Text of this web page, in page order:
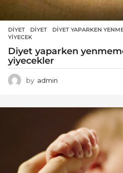
DIYET DIYET ,DIYET YAPARKEN
YIYECEK
Diyet yaparken
yiyecekler
by admin